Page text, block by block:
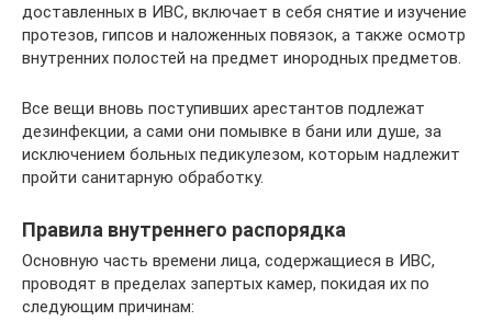
доставленных в ИВС, включает в себя снятие и изучение
протезов, гипсов и наложенных повязок, а также осмотр
внутренних полостей на предмет инородных предметов.
Все вещи вновь поступивших арестантов подлежат
дезинфекции, а сами они помывке в бани или душе, за
исключением больных педикулезом, которым надлежит
пройти санитарную обработку.
Правила внутреннего распорядка
Основную часть времени лица, содержащиеся в ИВС,
проводят в пределах запертых камер, покидая их по
следующим причинам: